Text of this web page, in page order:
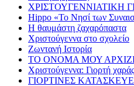
ΧΡΙΣΤΟΥΓΕΝΝΙΑΤΙΚΗ
Hippo «Το Νησί των
Η θαυμάστη ζαχαρόπαστα
Χριστούγεννα στο σχολείο
Ζωντανή Ιστορία
ΤΟ ΟΝΟΜΑ ΜΟΥ
Χριστούγεννα: Γιορτή χαράς
ΓΙΟΡΤΙΝΕΣ